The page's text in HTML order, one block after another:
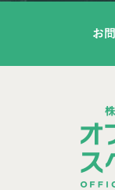
お